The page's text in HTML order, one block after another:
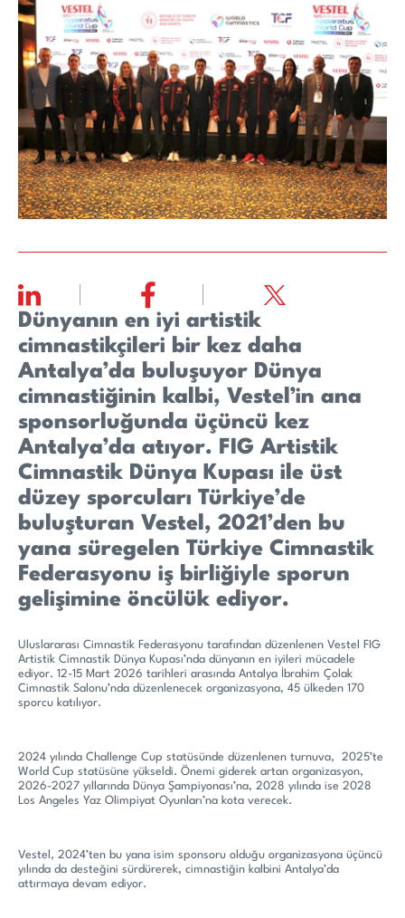
Dünyanın en iyi artistik
cimnastikçileri bir kez daha
Antalya’da buluşuyor Dünya
cimnastiğinin kalbi, Vestel’in ana
sponsorluğunda üçüncü kez
Antalya’da atıyor. FIG Artistik
Cimnastik Dünya Kupası ile üst
düzey sporcuları Türkiye’de
buluşturan Vestel, 2021’den bu
yana süregelen Türkiye Cimnastik
Federasyonu iş birliğiyle sporun
gelişimine öncülük ediyor.
Uluslararası Cimnastik Federasyonu tarafından düzenlenen Vestel FIG
Artistik Cimnastik Dünya Kupası’nda dünyanın en iyileri mücadele
ediyor. 12-15 Mart 2026 tarihleri arasında Antalya İbrahim Çolak
Cimnastik Salonu’nda düzenlenecek organizasyona, 45 ülkeden 170
sporcu katılıyor.
2024 yılında Challenge Cup statüsünde düzenlenen turnuva, 2025’te
World Cup statüsüne yükseldi. Önemi giderek artan organizasyon,
2026-2027 yıllarında Dünya Şampiyonası’na, 2028 yılında ise 2028
Los Angeles Yaz Olimpiyat Oyunları’na kota verecek.
Vestel, 2024’ten bu yana isim sponsoru olduğu organizasyona üçüncü
yılında da desteğini sürdürerek, cimnastiğin kalbini Antalya’da
attırmaya devam ediyor.